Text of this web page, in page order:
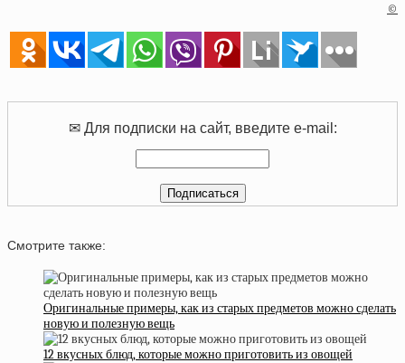
©
✉ Для подписки на сайт, введите e-mail:
Смотрите также:
Оригинальные примеры, как из старых предметов можно сделать
новую и полезную вещь
12 вкусных блюд, которые можно приготовить из овощей